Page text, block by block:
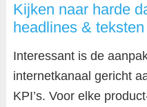
Kijken naar harde
headlines & teksten
Interessant is de
internetkanaal gericht
KPI’s. Voor elke